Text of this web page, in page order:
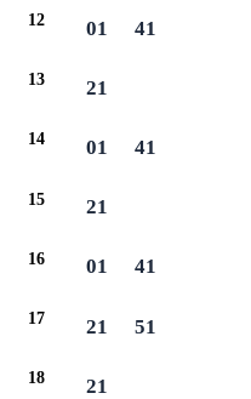
12 01 41
13 21
14 01 41
15 21
16 01 41
17 21 51
18 21